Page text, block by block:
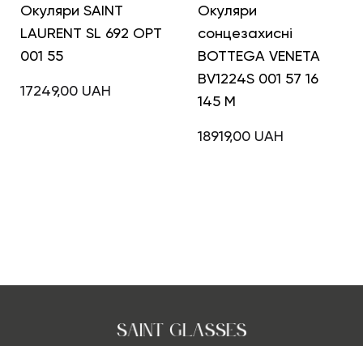
Окуляри SAINT
LAURENT SL 692 OPT
001 55
17249,00 UAH
Окуляри
сонцезахисні
BOTTEGA VENETA
BV1224S 001 57 16
145 M
18919,00 UAH